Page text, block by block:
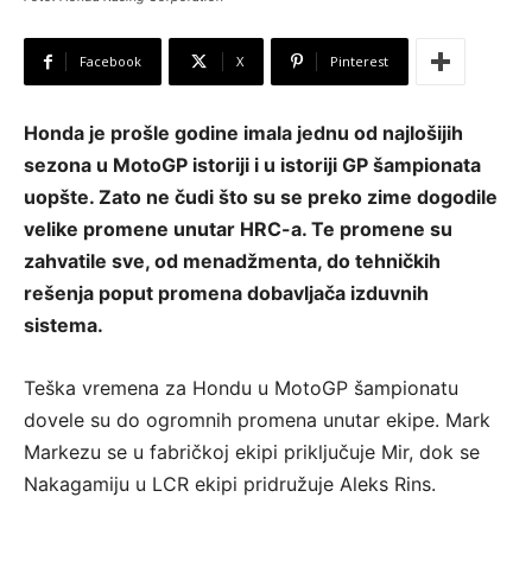
Facebook X Pinterest
Honda je prošle godine imala jednu od najlošijih
sezona u MotoGP istoriji i u istoriji GP šampionata
uopšte. Zato ne čudi što su se preko zime dogodile
velike promene unutar HRC-a. Te promene su
zahvatile sve, od menadžmenta, do tehničkih
rešenja poput promena dobavljača izduvnih
sistema.
Teška vremena za Hondu u MotoGP šampionatu
dovele su do ogromnih promena unutar ekipe. Mark
Markezu se u fabričkoj ekipi priključuje Mir, dok se
Nakagamiju u LCR ekipi pridružuje Aleks Rins.